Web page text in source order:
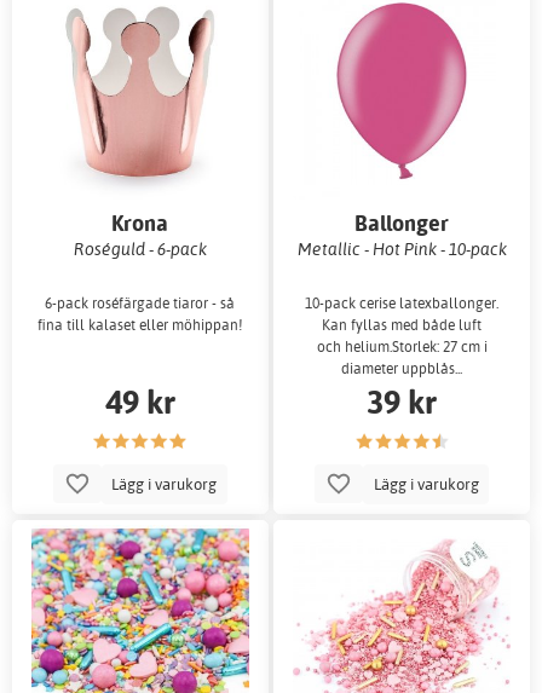
Krona
Roséguld - 6-pack
6-pack roséfärgade tiaror - så
fina till kalaset eller möhippan!
49 kr
Lägg i varukorg
Ballonger
Metallic - Hot Pink - 10-pack
10-pack cerise latexballonger.
Kan fyllas med både luft
och helium.Storlek: 27 cm i
diameter uppblås...
39 kr
Lägg i varukorg